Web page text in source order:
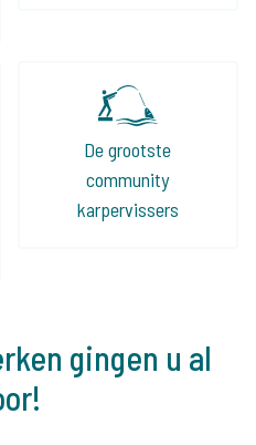
De grootste
community
karpervissers
gingen u al